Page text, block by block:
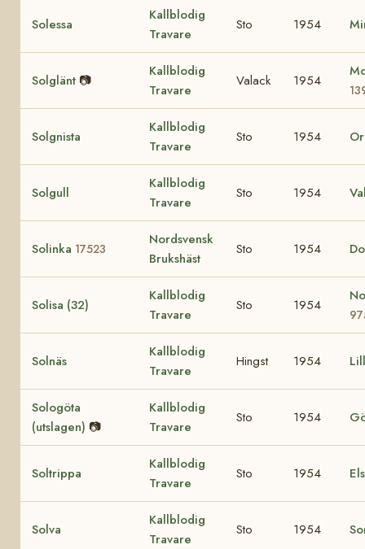
Solessa
Kallblodig
Travare
Sto 1954
Solglänt 📷
Kallblodig
Travare
Valack 1954
Solgnista
Kallblodig
Travare
Sto 1954
Solgull
Kallblodig
Travare
Sto 1954
Solinka 17523
Nordsvensk
Brukshäst
Sto 1954
Solisa (32)
Kallblodig
Travare
Sto 1954
Solnäs
Kallblodig
Travare
Hingst 1954
Sologöta
(utslagen) 📷
Kallblodig
Travare
Sto 1954
Soltrippa
Kallblodig
Travare
Sto 1954
Solva
Kallblodig
Travare
Sto 1954